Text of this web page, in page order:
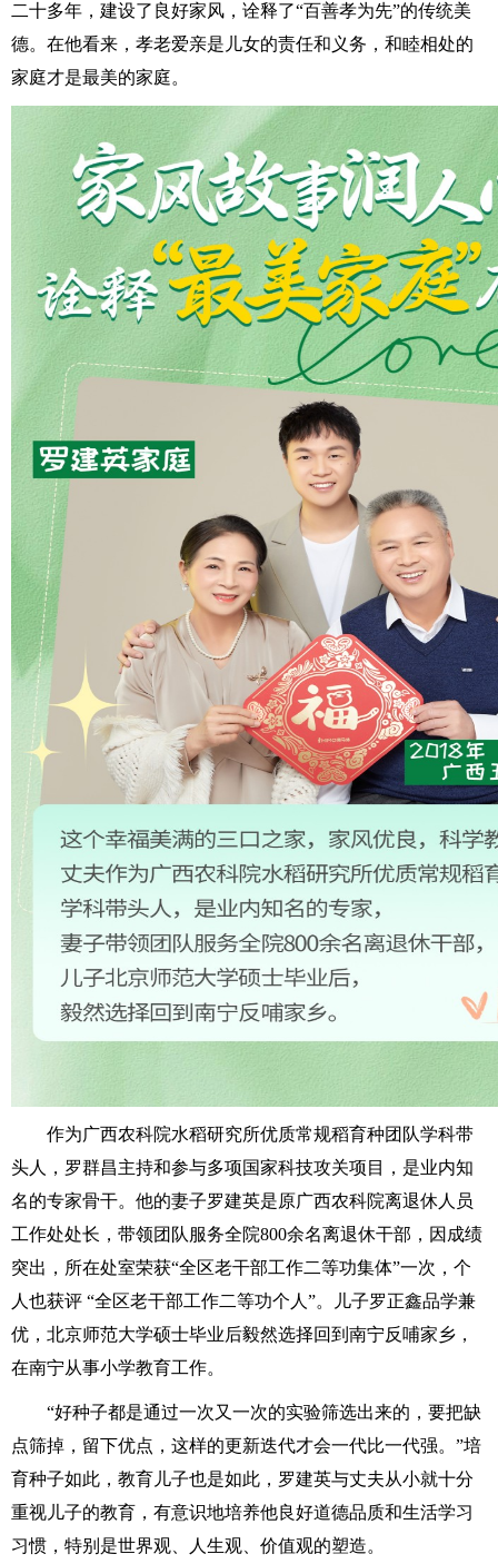
二十多年，建设了良好家风，诠释了“百善孝为先”的传统美
德。在他看来，孝老爱亲是儿女的责任和义务，和睦相处的
家庭才是最美的家庭。
作为广西农科院水稻研究所优质常规稻育种团队学科带
头人，罗群昌主持和参与多项国家科技攻关项目，是业内知
名的专家骨干。他的妻子罗建英是原广西农科院离退休人员
工作处处长，带领团队服务全院800余名离退休干部，因成绩
突出，所在处室荣获“全区老干部工作二等功集体”一次，个
人也获评 “全区老干部工作二等功个人”。儿子罗正鑫品学兼
优，北京师范大学硕士毕业后毅然选择回到南宁反哺家乡，
在南宁从事小学教育工作。
“好种子都是通过一次又一次的实验筛选出来的，要把缺
点筛掉，留下优点，这样的更新迭代才会一代比一代强。”培
育种子如此，教育儿子也是如此，罗建英与丈夫从小就十分
重视儿子的教育，有意识地培养他良好道德品质和生活学习
习惯，特别是世界观、人生观、价值观的塑造。